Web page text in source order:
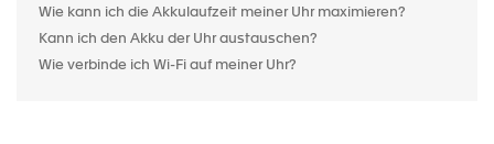
Wie kann ich die Akkulaufzeit meiner Uhr maximieren?
Kann ich den Akku der Uhr austauschen?
Wie verbinde ich Wi-Fi auf meiner Uhr?